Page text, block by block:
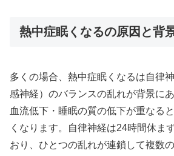
熱中症眠くなるの原因と背
多くの場合、熱中症眠くなるは自律
感神経）のバランスの乱れが背景に
血流低下・睡眠の質の低下が重なる
くなります。自律神経は24時間休ま
おり、ひとつの乱れが連鎖して複数